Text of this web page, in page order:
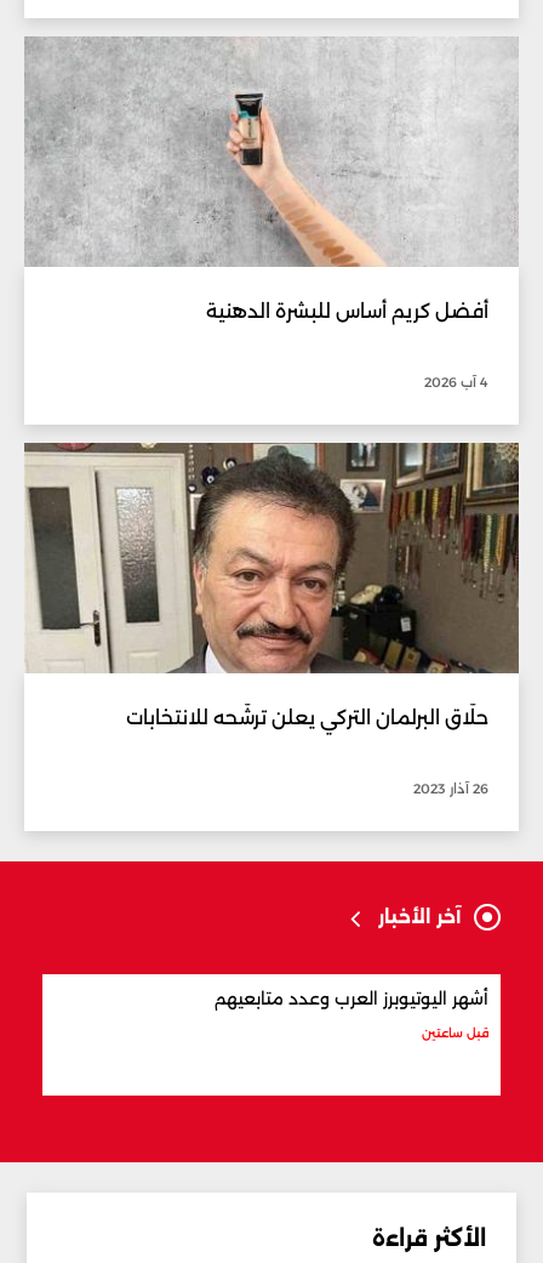
أفضل كريم أساس للبشرة الدهنية
4 آب 2026
حلّاق البرلمان التركي يعلن ترشّحه للانتخابات
26 آذار 2023
آخر الأخبار
أشهر اليوتيوبرز العرب وعدد متابعيهم
قبل ساعتين
الأكثر قراءة